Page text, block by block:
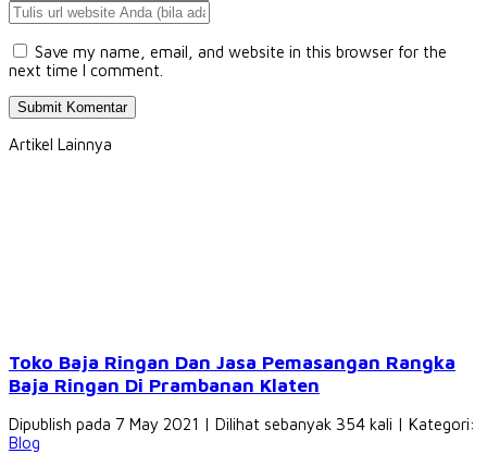
Save my name, email, and website in this browser for the
next time I comment.
Artikel Lainnya
Toko Baja Ringan Dan Jasa Pemasangan Rangka
Baja Ringan Di Prambanan Klaten
Dipublish pada 7 May 2021 | Dilihat sebanyak 354 kali | Kategori:
Blog